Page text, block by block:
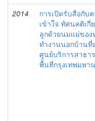
2014
การเปิดรับสื่อกับ
เข้าใจ ทัศนคติเกี่
ลูกด้วยนมแม่ขอ
ทำงานนอกบ้าน
ศูนย์บริการสาธา
พื้นที่กรุงเทพมหา